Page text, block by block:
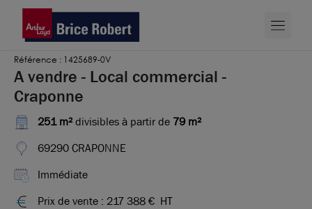
Référence : 1425689-0V
A vendre - Local commercial -
Craponne
251 m²divisibles à partir de 79 m²
69290 CRAPONNE
Immédiate
Prix de vente : 217 388 € HT